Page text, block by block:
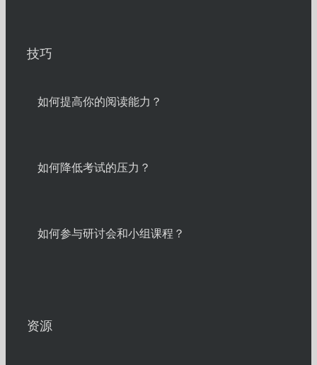
技巧
如何提高你的阅读能力？
如何降低考试的压力？
如何参与研讨会和小组课程？
资源